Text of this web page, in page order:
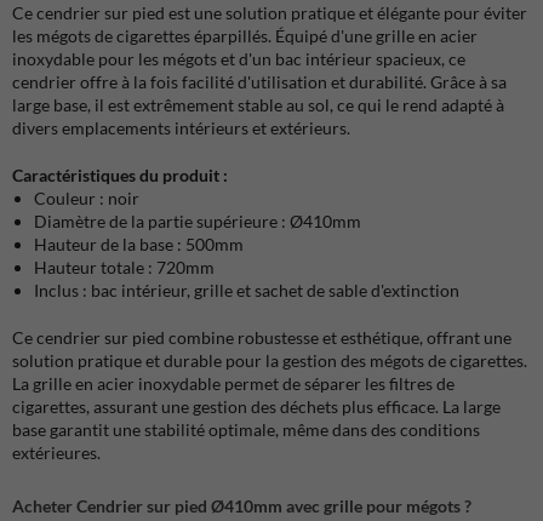
Ce cendrier sur pied est une solution pratique et élégante pour éviter
les mégots de cigarettes éparpillés. Équipé d'une grille en acier
inoxydable pour les mégots et d'un bac intérieur spacieux, ce
cendrier offre à la fois facilité d'utilisation et durabilité. Grâce à sa
large base, il est extrêmement stable au sol, ce qui le rend adapté à
divers emplacements intérieurs et extérieurs.
Caractéristiques du produit :
Couleur : noir
Diamètre de la partie supérieure : Ø410mm
Hauteur de la base : 500mm
Hauteur totale : 720mm
Inclus : bac intérieur, grille et sachet de sable d'extinction
Ce cendrier sur pied combine robustesse et esthétique, offrant une
solution pratique et durable pour la gestion des mégots de cigarettes.
La grille en acier inoxydable permet de séparer les filtres de
cigarettes, assurant une gestion des déchets plus efficace. La large
base garantit une stabilité optimale, même dans des conditions
extérieures.
Acheter Cendrier sur pied Ø410mm avec grille pour mégots ?